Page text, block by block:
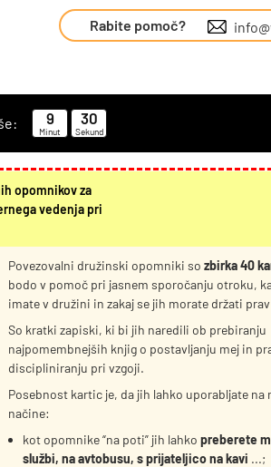
Rabite pomoč?
9
Minut
30
Sekund
opomnikov za
vedenja pri
bila:
Povezovalni družinski opomniki so zbirka 40
bodo v pomoč pri jasnem sporočanju otroku,
imate v družini in zakaj se jih morate držati
So kratki zapiski, ki bi jih naredili ob prebiranju
najpomembnejših knjig o postavljanju mej in
discipliniranju pri vzgoji.
Posebnost kartic je, da jih lahko uporabljate na
načine:
kot opomnike “na poti” jih lahko preberete
službi, na avtobusu, s prijateljico na kavi ...;